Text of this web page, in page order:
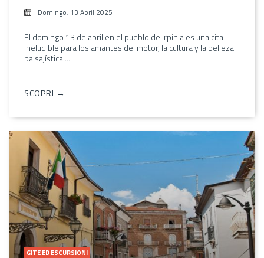
Domingo, 13 Abril 2025
El domingo 13 de abril en el pueblo de Irpinia es una cita
ineludible para los amantes del motor, la cultura y la belleza
paisajística....
SCOPRI →
GITE ED ESCURSIONI